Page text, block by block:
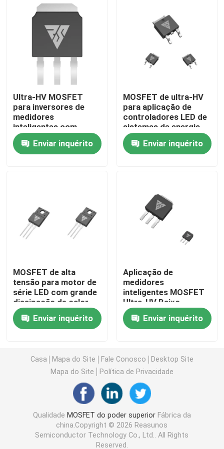
Visita à fábrica
Controle de qualidade
Contacte-nos
Notícias
Solicite um orçamento
MOSFET de carboneto de silício
SBD de carburo de silício
MOSFET de alta tensão
IGBT de alta potência
Diodos de barreira de Schottky
Semicondutor de alta potência
Ultra-HV MOSFET
para inversores de
medidores
inteligentes com
grande dissipação de
calor Enviar inquérito
MOSFET de ultra-HV
para aplicação de
controladores LED de
sistemas de energia
elétrica
Enviar inquérito
MOSFET de alta
tensão para motor de
série LED com grande
dissipação de calor
Enviar inquérito
Aplicação de
medidores
inteligentes MOSFET
Ultra-HV Baixo
vazamento 1 μ A para
automação industrial
Enviar inquérito
Casa Mapa do Site Fale Conosco
Desktop Site
Mapa do Site
Política de Privacidade
Qualidade MOSFET do poder superiorFábrica da
china.Copyright © 2026 Reasunos
Semiconductor Technology Co., Ltd.. All Rights
Reserved.